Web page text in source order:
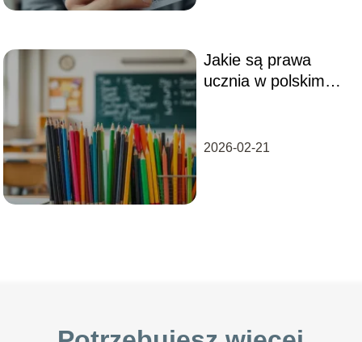
Jakie są prawa
ucznia w polskim
2026-02-21